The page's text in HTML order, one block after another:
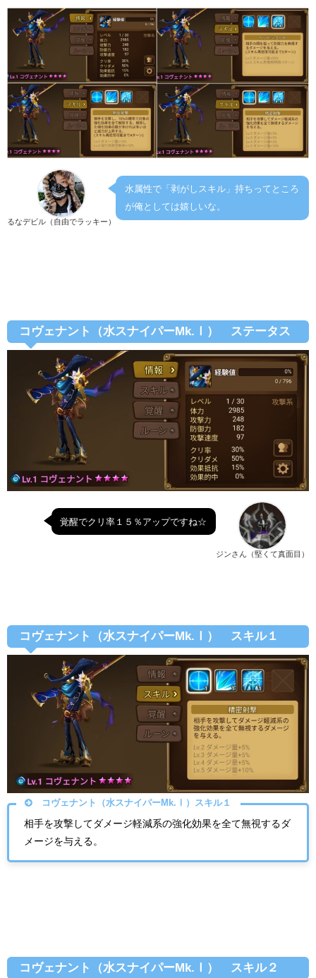
るなデビル（自由でラッキー）
水属性で「剥がしスキル」持ちってところ
が俺としては嬉しいな。
コヴェナント（水スナイパーMk.Ⅰ） ステータス
ジンさん（堅くて真面目）
覚醒でクリ率１５％アップですね☆
コヴェナント（水スナイパーMk.Ⅰ） スキル１
コヴェナント（水スナイパーMk.Ⅰ）スキル１
相手を攻撃してダメージ軽減系の強化効果を全て無視するダ
メージを与える。
コヴェナント（水スナイパーMk.Ⅰ） スキル２